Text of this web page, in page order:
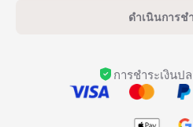
ดำเนินการช
การชำระเงินป